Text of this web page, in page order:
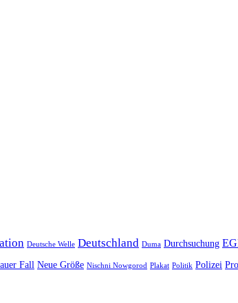
Deutsche Welle Deutschland Duma Durchsuchung
Fall Neue Größe Nischni Nowgorod Plakat Politik Polizei